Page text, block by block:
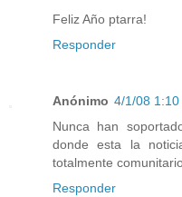
Feliz Año ptarra!
Responder
Anónimo 4/1/08 1:10
Nunca han
donde esta la
totalmente
Responder